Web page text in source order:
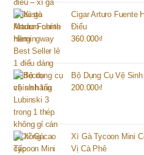
Cigar Arturo Fuente
Điếu
360.000₫
Bộ Dụng Cụ Vệ
200.000₫
Xì Gà Tycoon Mini
Vị Cà Phê